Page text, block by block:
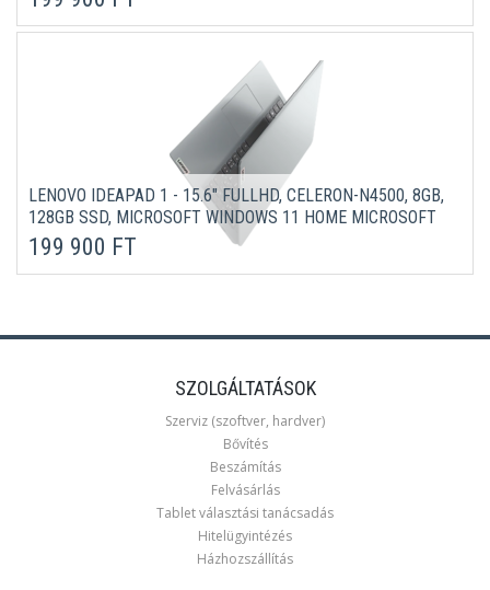
LENOVO IDEAPAD 1 - 15.6" FULLHD, CELERON-N4500, 8GB,
128GB SSD, MICROSOFT WINDOWS 11 HOME MICROSOFT
WINDOWS 11 ÉS OFFICE 365 ELŐFIZETÉS - FELHŐ SZÜRKE
LAPTOP (VERZIÓ)
199 900 FT
SZOLGÁLTATÁSOK
Szerviz (szoftver, hardver)
Bővítés
Beszámítás
Felvásárlás
Tablet választási tanácsadás
Hitelügyintézés
Házhozszállítás